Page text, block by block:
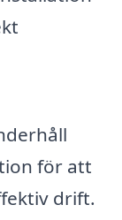
för att
drift.